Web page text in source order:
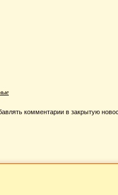
комментарии в закрытую